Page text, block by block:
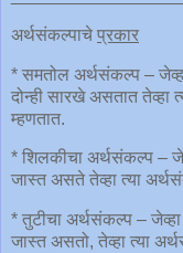
अर्थसंकल्पाचे प्रकार
* समतोल अर्थसंकल्प –
दोन्ही सारखे असतात
म्हणतात.
* शिलकीचा अर्थसंकल्प –
जास्त असते तेव्हा त्या
* तुटीचा अर्थसंकल्प – जेव्हा
जास्त असतो, तेव्हा त्या